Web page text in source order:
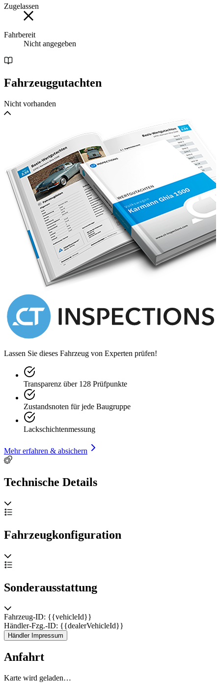
Zugelassen
Fahrbereit
Nicht angegeben
Fahrzeuggutachten
Nicht vorhanden
Lassen Sie dieses Fahrzeug von Experten prüfen!
Transparenz über 128 Prüfpunkte
Zustandsnoten für jede Baugruppe
Lackschichtenmessung
Mehr erfahren & absichern
Technische Details
Fahrzeugkonfiguration
Sonderausstattung
Fahrzeug-ID: {{vehicleId}}
Händler-Fzg.-ID: {{dealerVehicleId}}
Händler Impressum
Anfahrt
Karte wird geladen…